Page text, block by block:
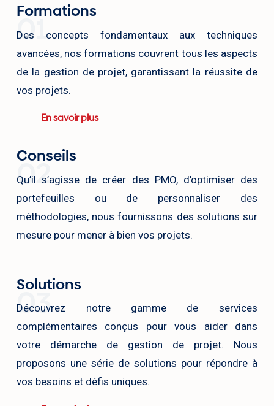
01
Formations
Des concepts fondamentaux aux techniques
avancées, nos formations couvrent tous les aspects
de la gestion de projet, garantissant la réussite de
vos projets.
En savoir plus
02
Conseils
Qu’il s’agisse de créer des PMO, d’optimiser des
portefeuilles ou de personnaliser des
méthodologies, nous fournissons des solutions sur
mesure pour mener à bien vos projets.
03
Solutions
Découvrez notre gamme de services
complémentaires conçus pour vous aider dans
votre démarche de gestion de projet. Nous
proposons une série de solutions pour répondre à
vos besoins et défis uniques.